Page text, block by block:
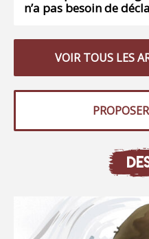
n’a pas besoin de
VOIR TOUS LES